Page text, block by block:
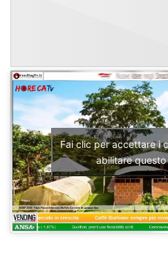
Fai clic per accettare i
abilitare